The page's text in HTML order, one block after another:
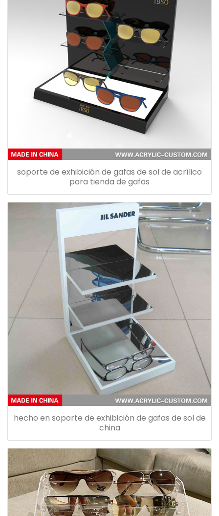
soporte de exhibición de gafas de sol de acrílico
para tienda de gafas
hecho en soporte de exhibición de gafas de sol de
china